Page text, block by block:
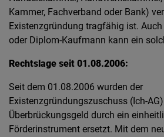
Kammer, Fachverband oder Bank)
Existenzgründung tragfähig ist. Auch
oder Diplom-Kaufmann kann ein
Rechtslage seit 01.08.2006:
Seit dem 01.08.2006 wurden der
Existenzgründungszuschuss (Ich-
Überbrückungsgeld durch ein
Förderinstrument ersetzt. Mit dem